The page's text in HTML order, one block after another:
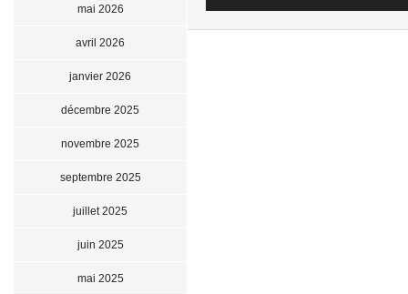
mai 2026
avril 2026
janvier 2026
décembre 2025
novembre 2025
septembre 2025
juillet 2025
juin 2025
mai 2025